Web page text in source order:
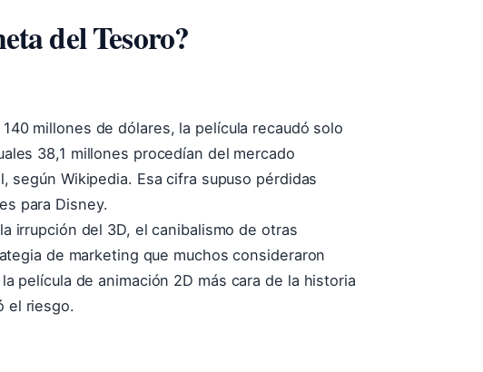
del Tesoro?
millones de dólares, la película recaudó solo
38,1 millones procedían del mercado
según Wikipedia. Esa cifra supuso pérdidas
para Disney.
irrupción del 3D, el canibalismo de otras
de marketing que muchos consideraron
película de animación 2D más cara de la historia
el riesgo.